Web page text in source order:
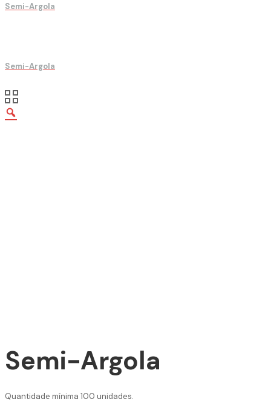
Semi-Argola
Semi-Argola
Semi-Argola
Quantidade mínima 100 unidades.